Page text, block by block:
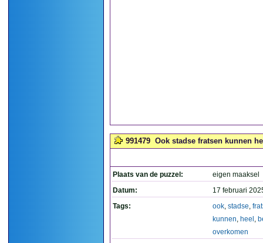
991479 Ook stadse fratsen kunnen
Plaats van de puzzel:
eigen maaksel
Datum:
17 februari
Tags:
ook, stadse,
kunnen, heel ,
overkomen